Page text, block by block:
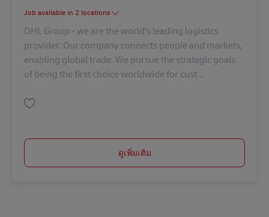
Job available in 2 locations
DHL Group - we are the world's leading logistics
provider. Our company connects people and markets,
enabling global trade. We pursue the strategic goals
of being the first choice worldwide for cust...
ดูเพิ่มเติม